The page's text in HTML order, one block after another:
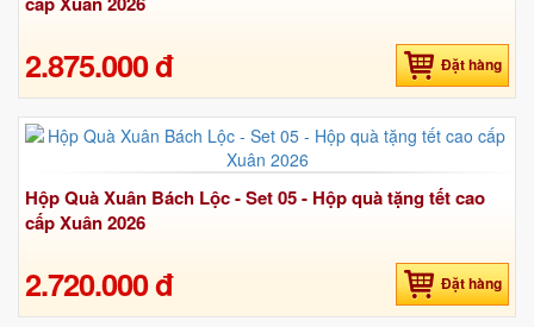
2.875.000 đ Đặt hàng
Hộp Quà Xuân Bách Lộc - Set 05 - Hộp quà tặng tết cao
cấp Xuân 2026
2.720.000 đ Đặt hàng